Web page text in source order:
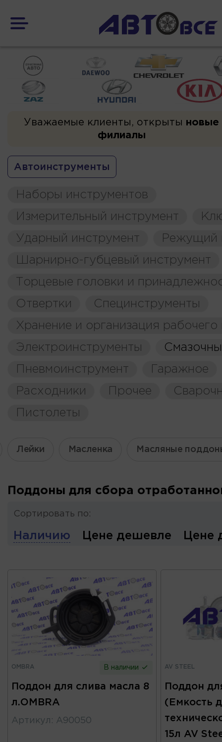
Уважаемые клиенты, открыты новые
филиалы
Автоинструменты
Наборы инструментов
Измерительный инструмент
Ударный инструмент
Режущий
Шарнирно-губцевый инструмент
Торцевые головки и
Отвертки
Специнструменты
Хранение и организация рабочего
Электроинструменты
Пневмоинструмент
Гаражное
Расходники
Прочее
Пистолеты
Лейки Масленка Масляные
Поддоны для сбора
Сортировать по:
Наличию Цене дешевле Цене
OMBRA В наличии
Поддон для слива масла 8
л.OMBRA
Артикул : A90050
AV STEEL
Поддон
(Емкость
15л AV